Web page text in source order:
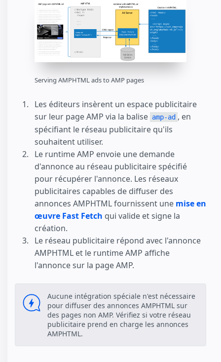
Serving AMPHTML ads to AMP pages
Les éditeurs insèrent un espace publicitaire
sur leur page AMP via la balise amp-ad , en
spécifiant le réseau publicitaire qu'ils
souhaitent utiliser.
Le runtime AMP envoie une demande
d'annonce au réseau publicitaire spécifié
pour récupérer l'annonce. Les réseaux
publicitaires capables de diffuser des
annonces AMPHTML fournissent une mise en
œuvre Fast Fetch qui valide et signe la
création.
Le réseau publicitaire répond avec l'annonce
AMPHTML et le runtime AMP affiche
l'annonce sur la page AMP.
Aucune intégration spéciale n'est nécessaire
pour diffuser des annonces AMPHTML sur
des pages non AMP. Vérifiez si votre réseau
publicitaire prend en charge les annonces
AMPHTML.